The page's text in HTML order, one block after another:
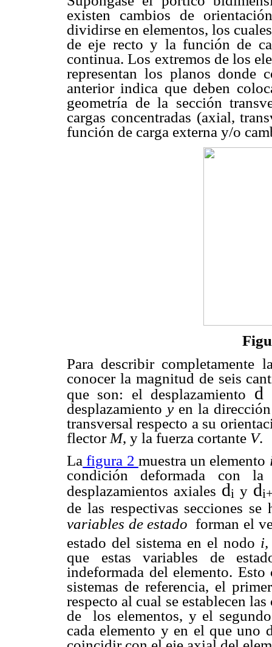
existen cambios de
dividirse en elementos, los
de eje recto y la función de
continua. Los extremos de los
representan los planos donde
anterior indica que deben
geometría de la sección
cargas concentradas (axial,
función de carga externa y/o
Para describir completamente
conocer la magnitud de seis
que son: el desplazamiento d
desplazamiento yen la
transversal respecto a su
flector M, y la fuerza cortante V.
La figura 2 muestra un elemento
condición deformada con
desplazamientos axiales di y d
de las respectivas secciones
variables de estado forman el
estado del sistema en el nodo i,
que estas variables de
indeformada del elemento. Esto
sistemas de referencia, el
respecto al cual se establecen
de
los elementos, y el
cada elemento y en el que uno